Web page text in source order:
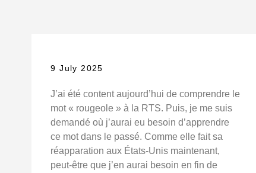
9 July 2025
J’ai été content aujourd’hui de comprendre le
mot « rougeole » à la RTS. Puis, je me suis
demandé où j’aurai eu besoin d’apprendre
ce mot dans le passé. Comme elle fait sa
réapparation aux États-Unis maintenant,
peut-être que j’en aurai besoin en fin de